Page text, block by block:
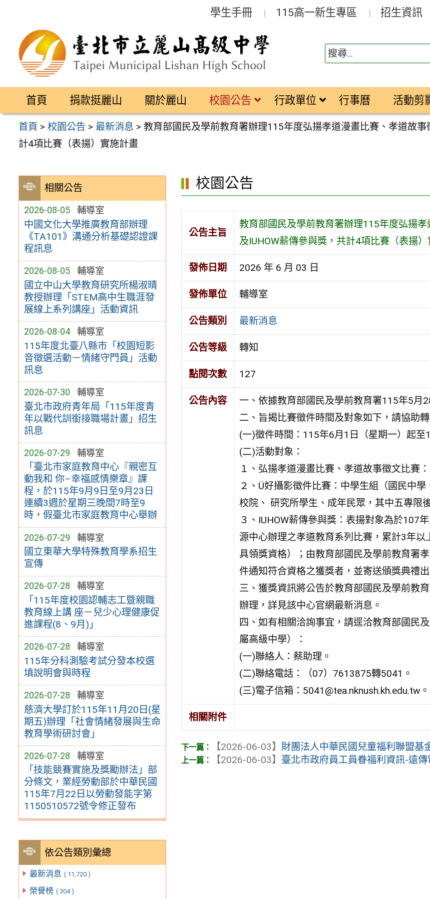
區
學生手冊 115高一新生專區 招生資訊
首頁 捐款挺麗山 關於麗山 校園公告 行政單位 行事曆 活動剪
首頁 >校園公告 > 最新消息 >教育部國民及學前教育署辦理115年度弘揚孝道漫畫比賽、孝道故
計4項比賽（表揚）實施計畫
相關公告
2026-08-05 輔導室
中國文化大學推廣教育部辦理
《TA101》溝通分析基礎認證課
程訊息
2026-08-05 輔導室
國立中山大學教育研究所楊淑晴
教授辦理「STEM高中生職涯發
展線上系列講座」活動資訊
2026-08-04 輔導室
115年度北臺八縣市「校園短影
音徵選活動－情緒守門員」活動
訊息
2026-07-30 輔導室
臺北市政府青年局「115年度青
年以戰代訓銜接職場計畫」招生
訊息
2026-07-29 輔導室
「臺北市家庭教育中心『親密互
動我和 你–幸福感情樂章』課
程，於115年9月9日至9月23日
連續3週於星期三晚間7時至9
時，假臺北市家庭教育中心舉辦
2026-07-29 輔導室
國立東華大學特殊教育學系招生
宣傳
2026-07-28 輔導室
「115年度校園認輔志工暨親職
教育線上講 座－兒少心理健康促
進課程(8、9月)」
2026-07-28 輔導室
115年分科測驗考試分發本校選
填說明會與時程
2026-07-28 輔導室
慈濟大學訂於115年11月20日(星
期五)辦理「社會情緒發展與生命
教育學術研討會」
2026-07-28 輔導室
「技能競賽實施及獎勵辦法」部
分條文，業經勞動部於中華民國
115年7月22日以勞動發能字第
1150510572號令修正發布
依公告類別彙總
最新消息 ( 11,720 )
榮譽榜 ( 304 )
校園公告
公告主旨
教育部國民及學前教育署辦理115年度弘揚
及IUHOW薪傳參與獎，共計4項比賽（表揚
發佈日期 2026 年 6 月 03 日
發佈單位 輔導室
公告類別 最新消息
公告等級 轉知
點閱次數 127
公告內容
一、依據教育部國民及學前教育署115年5月
二、旨揭比賽徵件時間及對象如下，請協助
(一)徵件時間：115年6月1日（星期一）起至
(二)活動對象：
１、弘揚孝道漫畫比賽、孝道故事徵文比賽
２、Ü好攝影徵件比賽：中學生組（國民中
校院、 研究所學生、成年民眾，其中五專限
３、IUHOW薪傳參與獎：表揚對象為於107
源中心辦理之孝道教育系列比賽，累計3年
具領獎資格）；由教育部國民及學前教育署
件通知符合資格之獲獎者，並寄送頒獎典禮
三、獲獎資訊將公告於教育部國民及學前教
辦理，詳見該中心官網最新消息。
四、如有相關洽詢事宜，請逕洽教育部國民
屬高級中學）：
(一)聯絡人：蔡助理。
(二)聯絡電話：（07）7613875轉5041。
(三)電子信箱：5041@tea.nknush.kh.edu.tw。
相關附件
【2026-06-03】 財團法人中華民國兒童福利聯盟基
【2026-06-03】 臺北市政府員工員眷福利資訊-遠